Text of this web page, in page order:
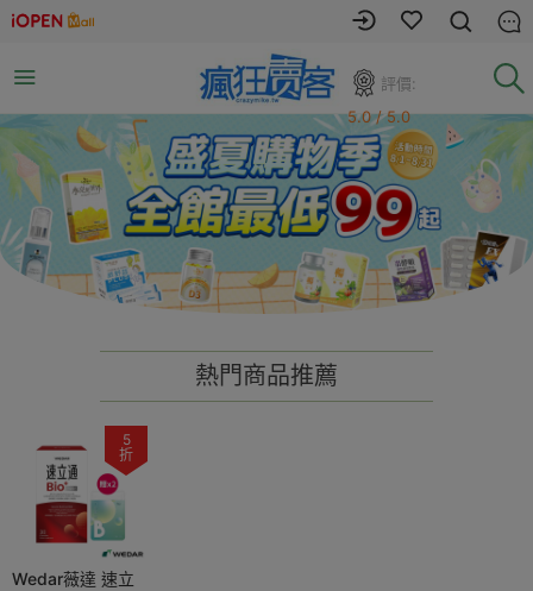
評價:
5.0 / 5.0
熱門商品推薦
5
折
Wedar薇達 速立